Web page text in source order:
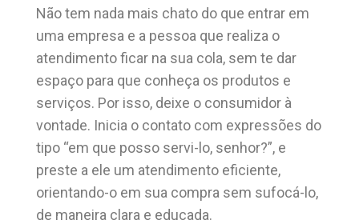
Não tem nada mais chato do que entrar em
uma empresa e a pessoa que realiza o
atendimento ficar na sua cola, sem te dar
espaço para que conheça os produtos e
serviços. Por isso, deixe o consumidor à
vontade. Inicia o contato com expressões do
tipo “em que posso servi-lo, senhor?”, e
preste a ele um atendimento eficiente,
orientando-o em sua compra sem sufocá-lo,
de maneira clara e educada.